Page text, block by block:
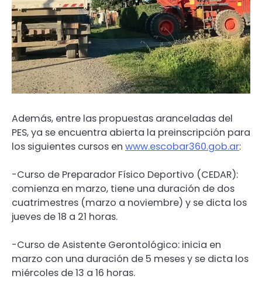
Además, entre las propuestas aranceladas del
PES, ya se encuentra abierta la preinscripción para
los siguientes cursos en www.escobar360.gob.ar:
-Curso de Preparador Físico Deportivo (CEDAR):
comienza en marzo, tiene una duración de dos
cuatrimestres (marzo a noviembre) y se dicta los
jueves de 18 a 21 horas.
-Curso de Asistente Gerontológico: inicia en
marzo con una duración de 5 meses y se dicta los
miércoles de 13 a 16 horas.